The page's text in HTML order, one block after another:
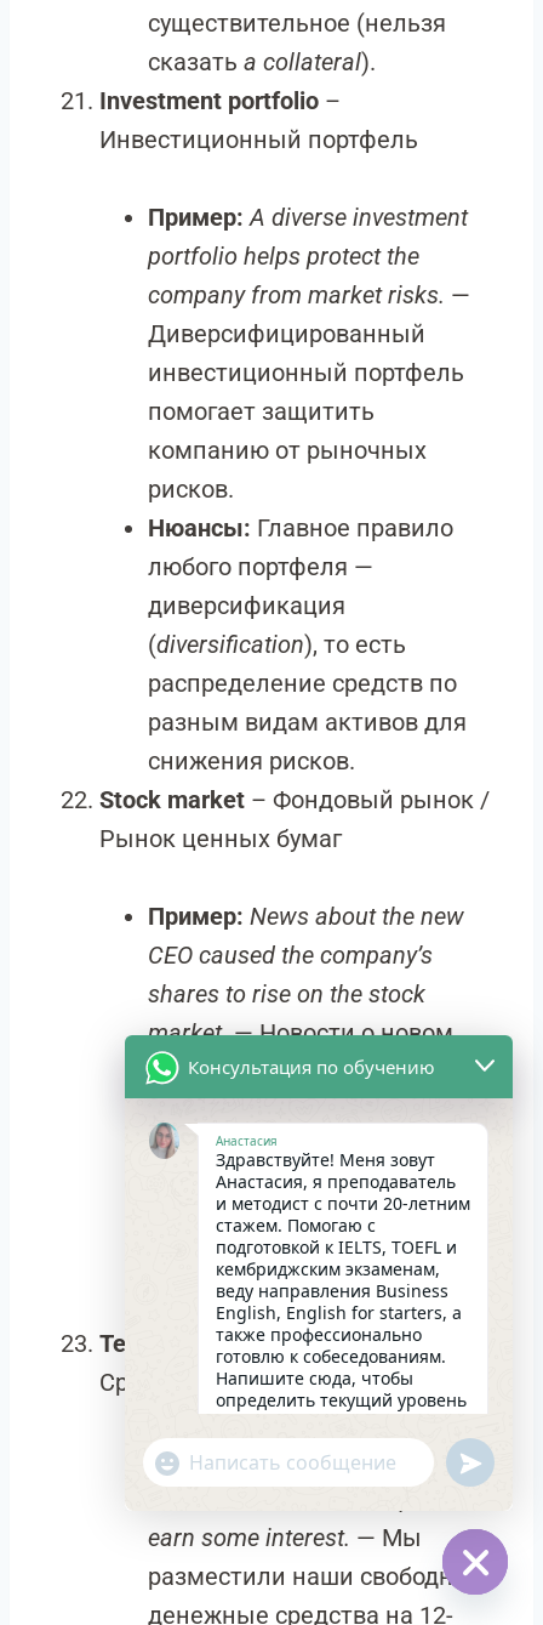
существительное (нельзя
сказать a collateral).
Investment portfolio –
Инвестиционный портфель
Пример: A diverse investment
portfolio helps protect the
company from market risks. —
Диверсифицированный
инвестиционный портфель
помогает защитить
компанию от рыночных
рисков.
Нюансы: Главное правило
любого портфеля —
диверсификация
(diversification), то есть
распределение средств по
разным видам активов для
снижения рисков.
Stock market – Фондовый рынок /
Рынок ценных бумаг
Пример: News about the new
CEO caused the company’s
shares to rise on the stock
market.— Новости о новом
генеральном директоре
компании на фондовом
рынке.
Нюансы:Часто используются
синонимыequity marketили
share market.
Term deposit– Срочный вклад /
Срочный депозит
Пример: We put our extra cash
earn some interest. — Мы
разместили наши свободные
денежные средства на 12-
Консультация по обучению
Анастасия
Здравствуйте! Меня зовут
Анастасия, я преподаватель
и методист с почти 20-летним
стажем. Помогаю с
подготовкой к IELTS, TOEFL и
кембриджским экзаменам,
веду направления Business
English, English for starters, а
также профессионально
готовлю к собеседованиям.
Напишите сюда, чтобы
определить текущий уровень
английского и составить
индивидуальный план
занятий. Какова главная цель
в изучении языка на
"+chaty_settings.lang.emoji_picker+"
WhatsApp